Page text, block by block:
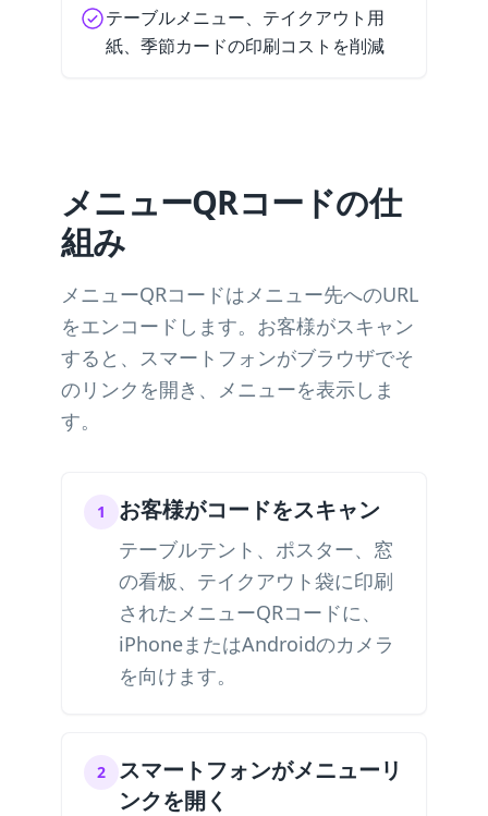
テーブルメニュー、テイクアウト用
紙、季節カードの印刷コストを削減
メニューQRコードの仕
組み
メニューQRコードはメニュー先へのURL
をエンコードします。お客様がスキャン
すると、スマートフォンがブラウザでそ
のリンクを開き、メニューを表示しま
す。
1 お客様がコードをスキャン
テーブルテント、ポスター、窓
の看板、テイクアウト袋に印刷
されたメニューQRコードに、
iPhoneまたはAndroidのカメラ
を向けます。
2
スマートフォンがメニューリ
ンクを開く